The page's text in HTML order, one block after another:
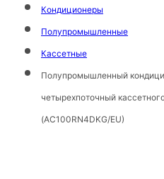
Кондиционеры
Полупромышленные
Кассетные
Полупромышленный
четырехпоточный
(AC100RN4DKG/EU)